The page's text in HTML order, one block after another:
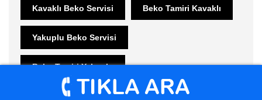
Kavaklı Beko Servisi Beko Tamiri Kavaklı
Yakuplu Beko Servisi
Beko Tamiri Yakuplu
Beylikdüzü Beko Servisi